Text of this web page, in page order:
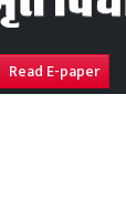
Read E-paper